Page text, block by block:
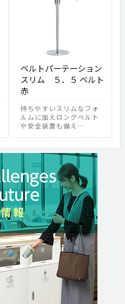
ベルトパーテーション
スリム ５．５ ベルト
赤
持ちやすいスリムなフォ
ルムに加えロングベルト
や安全装置も備え…